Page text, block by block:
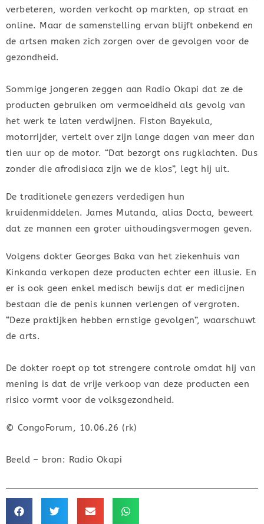
verbeteren, worden verkocht op markten, op straat en
online. Maar de samenstelling ervan blijft onbekend en
de artsen maken zich zorgen over de gevolgen voor de
gezondheid.
Sommige jongeren zeggen aan Radio Okapi dat ze de
producten gebruiken om vermoeidheid als gevolg van
het werk te laten verdwijnen. Fiston Bayekula,
motorrijder, vertelt over zijn lange dagen van meer dan
tien uur op de motor. “Dat bezorgt ons rugklachten. Dus
zonder die afrodisiaca zijn we de klos”, legt hij uit.
De traditionele genezers verdedigen hun
kruidenmiddelen. James Mutanda, alias Docta, beweert
dat ze mannen een groter uithoudingsvermogen geven.
Volgens dokter Georges Baka van het ziekenhuis van
Kinkanda verkopen deze producten echter een illusie. En
er is ook geen enkel medisch bewijs dat er medicijnen
bestaan die de penis kunnen verlengen of vergroten.
“Deze praktijken hebben ernstige gevolgen”, waarschuwt
de arts.
De dokter roept op tot strengere controle omdat hij van
mening is dat de vrije verkoop van deze producten een
risico vormt voor de volksgezondheid.
© CongoForum, 10.06.26 (rk)
Beeld – bron: Radio Okapi